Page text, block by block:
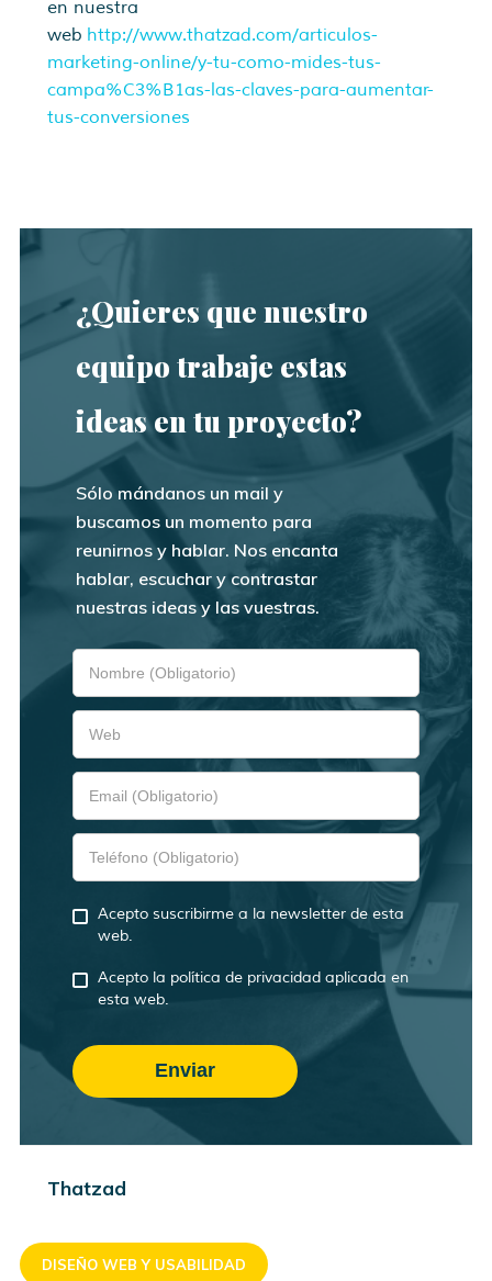
en nuestra
web http://www.thatzad.com/articulos-
marketing-online/y-tu-como-mides-tus-
campa%C3%B1as-las-claves-para-aumentar-
tus-conversiones
¿Quieres que nuestro
equipo trabaje estas
ideas en tu proyecto?
Sólo mándanos un mail y
buscamos un momento para
reunirnos y hablar. Nos encanta
hablar, escuchar y contrastar
nuestras ideas y las vuestras.
Acepto suscribirme a la newsletter de esta
web.
Acepto la política de privacidad aplicada en
esta web.
Thatzad
DISEÑO WEB Y USABILIDAD